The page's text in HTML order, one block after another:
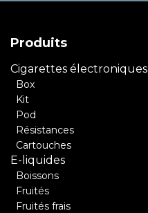
Produits
Cigarettes électroniques
Box
Kit
Pod
Résistances
Cartouches
E-liquides
Boissons
Fruités
Fruités frais